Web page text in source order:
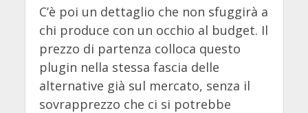
C’è poi un dettaglio che non sfuggirà a
chi produce con un occhio al budget. Il
prezzo di partenza colloca questo
plugin nella stessa fascia delle
alternative già sul mercato, senza il
sovrapprezzo che ci si potrebbe